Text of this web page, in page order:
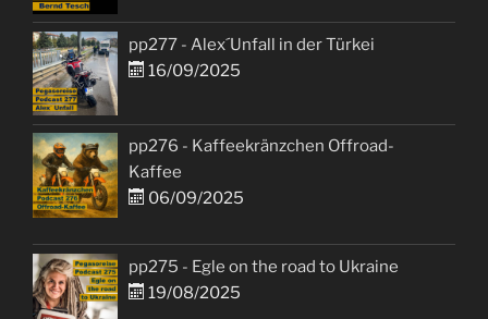
pp277 - Alex´Unfall in der Türkei
16/09/2025
pp276 - Kaffeekränzchen Offroad-
Kaffee
06/09/2025
pp275 - Egle on the road to Ukraine
19/08/2025